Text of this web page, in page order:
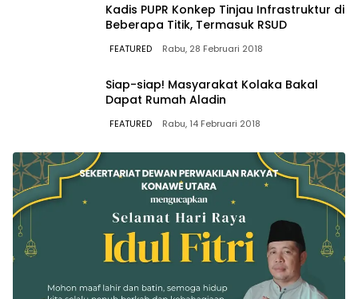
Kadis PUPR Konkep Tinjau Infrastruktur di
Beberapa Titik, Termasuk RSUD
FEATURED Rabu, 28 Februari 2018
Siap-siap! Masyarakat Kolaka Bakal
Dapat Rumah Aladin
FEATURED Rabu, 14 Februari 2018